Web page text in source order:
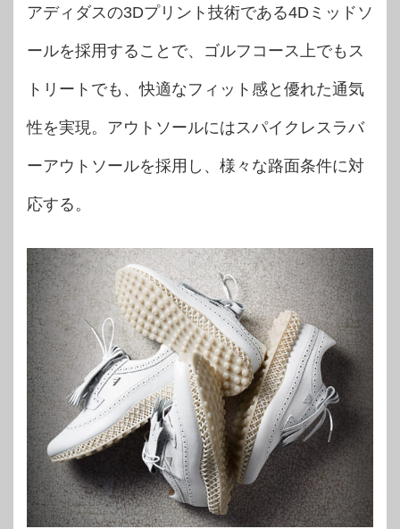
アディダスの3Dプリント技術である4Dミッドソ
ールを採用することで、ゴルフコース上でもス
トリートでも、快適なフィット感と優れた通気
性を実現。アウトソールにはスパイクレスラバ
ーアウトソールを採用し、様々な路面条件に対
応する。